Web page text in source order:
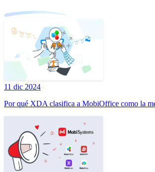
11 dic 2024
Por qué XDA clasifica a MobiOffice como la